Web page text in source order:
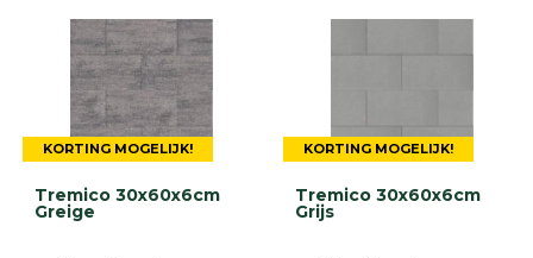
KORTING MOGELIJK!
Tremico 30x60x6cm
Greige
KORTING MOGELIJK!
Tremico 30x60x6cm
Grijs